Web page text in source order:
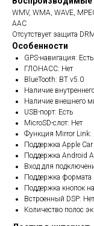
WMV, WMA, WAVE,
AAC
Отсутствует защита
Особенности
GPS-навигация: Есть
ГЛОНАСС: Нет
BlueTooth: BT v5.0
Наличие
Наличие внешнего
USB-порт: Есть
MicroSD-слот: Нет
Функция Mirror Link:
Поддержка Apple Car
Поддержка Android
Вход для
Поддержка формата
Поддержка кнопок
Встроенный DSP: Нет
Количество полос